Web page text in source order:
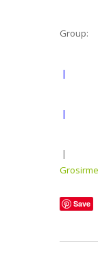
Group:
|
|
|
Save